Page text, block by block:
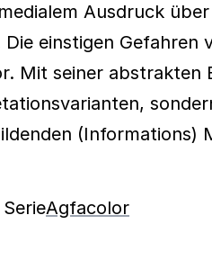
Ausdruck
Die einstigen Gefahren
Mit seiner abstrakten
(Informations)
Agfacolor